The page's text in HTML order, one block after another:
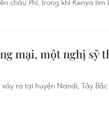
châu Phi, trong khi Kenya
mại, một nghị sỹ
ra tại huyện Nandi, Tây